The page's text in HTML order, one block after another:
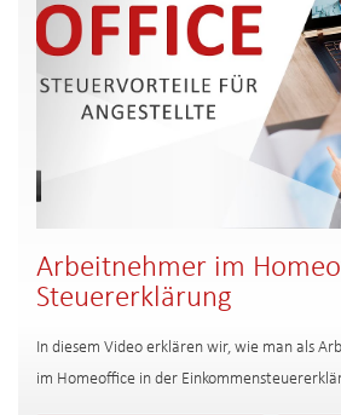
Arbeitnehmer im
Steuererklärung
In diesem Video erklären wir, wie man als
im Homeoffice in der